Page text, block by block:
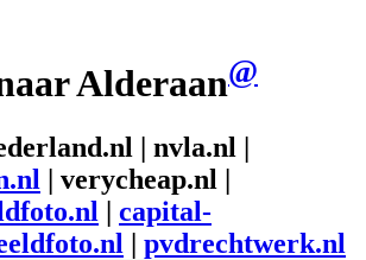
Alderaan@
| nvla.nl |
| verycheap.nl |
| capital-
| pvdrechtwerk.nl